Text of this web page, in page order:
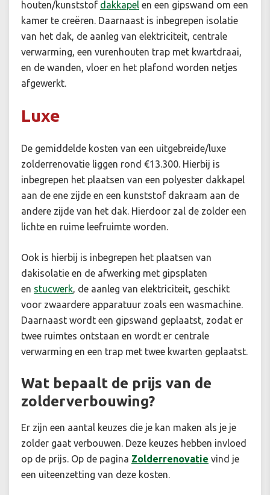
houten/kunststof dakkapel en een gipswand om een
kamer te creëren. Daarnaast is inbegrepen isolatie
van het dak, de aanleg van elektriciteit, centrale
verwarming, een vurenhouten trap met kwartdraai,
en de wanden, vloer en het plafond worden netjes
afgewerkt.
Luxe
De gemiddelde kosten van een uitgebreide/luxe
zolderrenovatie liggen rond €13.300. Hierbij is
inbegrepen het plaatsen van een polyester dakkapel
aan de ene zijde en een kunststof dakraam aan de
andere zijde van het dak. Hierdoor zal de zolder een
lichte en ruime leefruimte worden.
Ook is hierbij is inbegrepen het plaatsen van
dakisolatie en de afwerking met gipsplaten
en stucwerk, de aanleg van elektriciteit, geschikt
voor zwaardere apparatuur zoals een wasmachine.
Daarnaast wordt een gipswand geplaatst, zodat er
twee ruimtes ontstaan en wordt er centrale
verwarming en een trap met twee kwarten geplaatst.
Wat bepaalt de prijs van de
zolderverbouwing?
Er zijn een aantal keuzes die je kan maken als je je
zolder gaat verbouwen. Deze keuzes hebben invloed
op de prijs. Op de pagina Zolderrenovatie vind je
een uiteenzetting van deze kosten.